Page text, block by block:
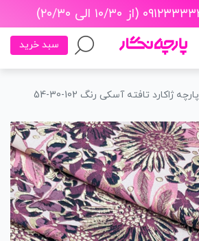
سبد خرید
پارچه ژاکارد تافته آسکی رنگ 102-30-54